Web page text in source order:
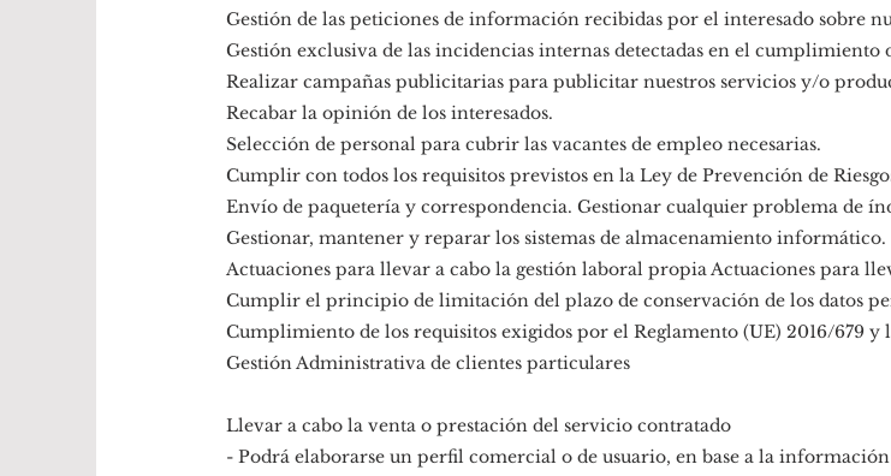
Gestión de las peticiones de información recibidas por el interesado sobre
Gestión exclusiva de las incidencias internas detectadas en el cumplimiento
Realizar campañas publicitarias para publicitar nuestros servicios y/o
Recabar la opinión de los interesados.
Selección de personal para cubrir las vacantes de empleo necesarias.
Cumplir con todos los requisitos previstos en la Ley de Prevención de
Envío de paquetería y correspondencia. Gestionar cualquier problema de
Gestionar, mantener y reparar los sistemas de almacenamiento informático.
Actuaciones para llevar a cabo la gestión laboral propia Actuaciones para
Cumplir el principio de limitación del plazo de conservación de los datos
Cumplimiento de los requisitos exigidos por el Reglamento (UE) 2016/679 y
Gestión Administrativa de clientes particulares
Llevar a cabo la venta o prestación del servicio contratado
- Podrá elaborarse un perfil comercial o de usuario, en base a la